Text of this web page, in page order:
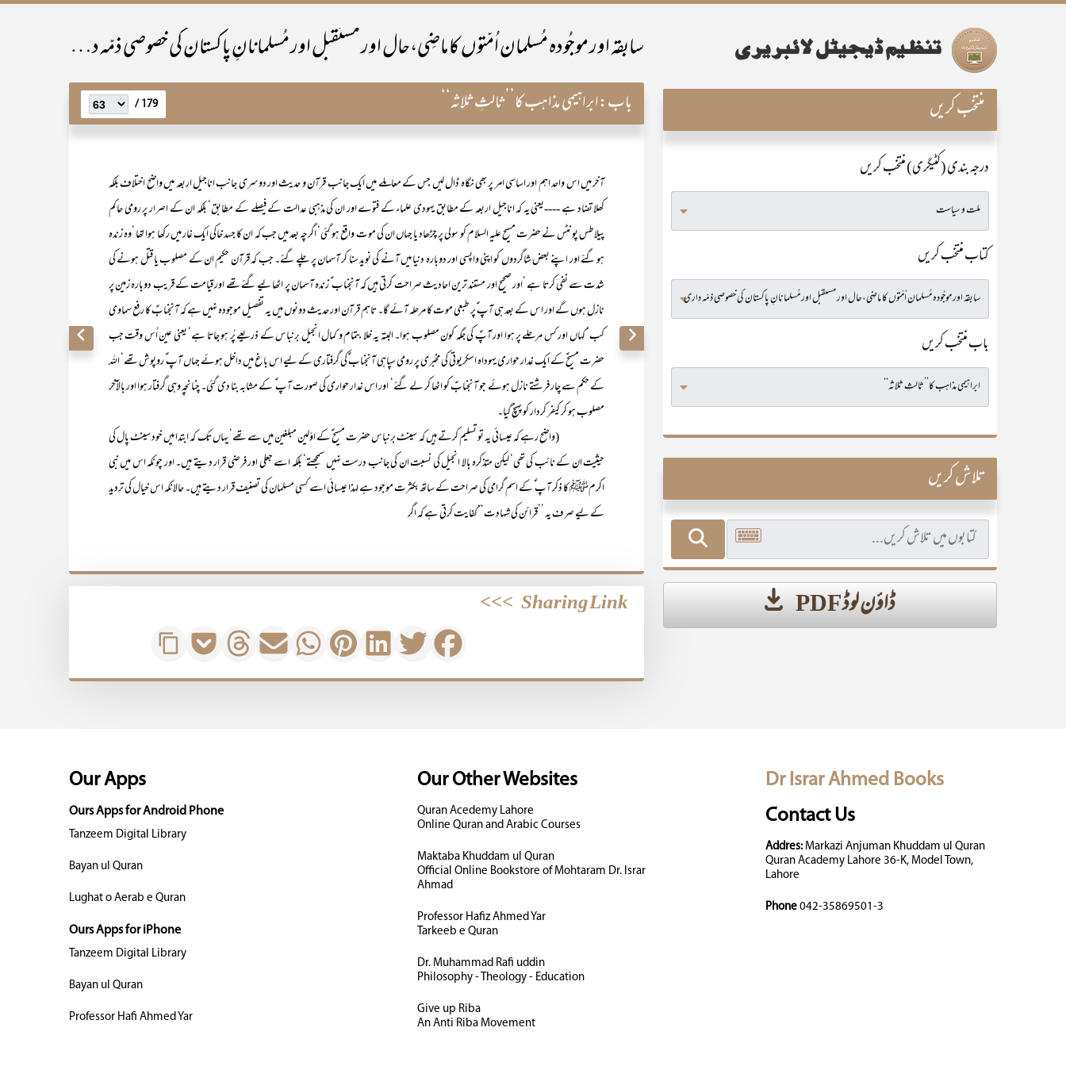
سابقہ اور موجُودہ مُسلمان اُمّتوں کا ماضِی،حال اور مستقبل اور مُسلمانانِ پاکستان کی خصوصی ذمّہ داری
باب:ابراہیمی مذاہب کا’’ثالثِ ثلاثہ‘‘ 179 /
آخر میں اس واحد اہم اور اساسی امر پر بھی نگاہ ڈال لیں جس کے معاملے میں ایک جانب قرآن و حدیث اور دوسری جانب اناجیل اربعہ میں واضح اختلاف بلکہ
کھلا تضاد ہے ----یعنی یہ کہ اناجیل اربعہ کے مطابق یہودی علماء کے فتوے اور ان کی مذہبی عدالت کے فیصلے کے مطابق‘ بلکہ ان کے اصرار پر رومی حاکم
پیلاطس پونٹس نے حضرت مسیح علیہ السلام کو سولی پر چڑھاد یا جہاں ان کی موت واقع ہو گئی‘ اگرچہ بعد میں جب کہ ان کا جسد خاکی ایک غار میں رکھا ہوا تھا ‘وہ زندہ
ہو گئے اور اپنے بعض شاگردوں کو اپنی واپسی اور دوبارہ دنیا میں آنے کی نوید سنا کر آسمان پر چلے گئے۔ جب کہ قرآن حکیم ان کے مصلوب یا قتل ہونے کی
شدت سے نفی کرتا ہے ‘اور صحیح اور مستند ترین احادیث صراحت کرتی ہیں کہ آنجناب ؑ زندہ آسمان پر اٹھا لیے گئے تھے اور قیامت کے قریب دوبارہ زمین پر
نازل ہوں گے اور اس کے بعد ہی آپ ؑپر طبعی موت کا مرحلہ آئے گا۔ تاہم قرآن اور حدیث دونوں میں یہ تفصیل موجودہ نہیں ہے کہ آنجنابؑ کا رفع سماوی
کب‘ کہاں اور کس مرحلے پر ہوا اور آپؑ کی جگہ کون مصلوب ہوا۔ البتہ یہ خلا بتمام و کمال انجیل برنباس کے ذریعے پُر ہو جاتا ہے‘ یعنی عین اُس وقت جب
حضرت مسیحؑ کے ایک غدار حواری یہوداہ اسکریوتی کی مخبری پر رومی سپاہی آنجناب ؑکی گرفتاری کے لیے اس باغ میں داخل ہوئے جہاں آپ ؑ روپوش تھے‘ اللہ
کے حکم سے چار فرشتے نازل ہوئے جو آنجنابؑ کو اٹھا کر لے گئے‘ اور اس غدار حواری کی صورت آپ ؑ کے مشابہ بنا دی گئی۔ چنانچہ وہی گرفتار ہوا اور بالآخر
مصلوب ہو کر کیفر کردار کو پہنچ گیا۔
(واضح رہے کہ عیسائی یہ تو تسلیم کرتے ہیں کہ سینٹ برنباس حضرت مسیح ؑکے اوّلین مبلغین میں سے تھے‘ یہاں تک کہ ابتدا میں خود سینٹ پال کی
حیثیت ان کے نائب کی تھی‘ لیکن متذکرہ بالا انجیل کی نسبت ان کی جانب درست نہیں سمجھتے‘ بلکہ اسے جعلی اور فرضی قرار دیتے ہیں۔ اور چونکہ اس میں نبی
اکرمﷺ کا ذکر آپ ؐ کے اسم گرامی کی صراحت کے ساتھ بکثرت موجود ہے لہذا عیسائی اسے کسی مسلمان کی تصنیف قرار دیتے ہیں۔ حالانکہ اس خیال کی تردید
کے لیے صرف یہ ’’قرائن کی شہادت‘‘کفایت کرتی ہے کہ اگر
Sharing Link
>>>
منتخب کریں
درجہ بندی (کٹیگری) منتخب کریں
کتاب منتخب کریں
باب منتخب کریں
تلاش کریں
ڈاؤن لوڈ PDF
Dr Israr Ahmed Books
Contact Us
Addres:Markazi Anjuman Khuddam ul Quran
Quran Academy Lahore 36-K, Model Town,
Lahore
Phone 042-35869501-3
Our Other Websites
Quran Acedemy Lahore
Online Quran and Arabic Courses
Maktaba Khuddam ul Quran
Official Online Bookstore of Mohtaram Dr. Israr
Ahmad
Professor Hafiz Ahmed Yar
Tarkeeb e Quran
Dr. Muhammad Rafi uddin
Philosophy - Theology - Education
Give up Riba
An Anti Riba Movement
Our Apps
Ours Apps for Android Phone
Tanzeem Digital Library
Bayan ul Quran
Lughat o Aerab e Quran
Ours Apps for iPhone
Tanzeem Digital Library
Bayan ul Quran
Professor Hafi Ahmed Yar